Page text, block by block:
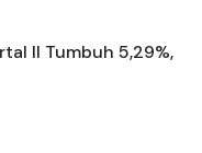
II Tumbuh 5,29%,